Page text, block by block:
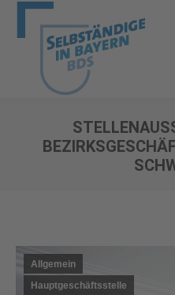
Allgemein
Hauptgeschäftsstelle